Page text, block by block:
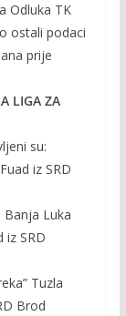
Odluka TK
ostali podaci
prije
LIGA ZA
su:
iz SRD
Banja Luka
iz SRD
Tuzla
Brod